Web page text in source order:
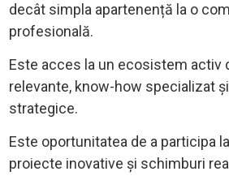
decât simpla apartenență la o
profesională.
Este acces la un ecosistem activ
relevante, know-how specializat
strategice.
Este oportunitatea de a participa
proiecte inovative și schimburi